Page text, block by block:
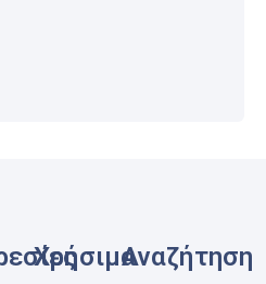
ΧρήσιμαΑναζήτηση